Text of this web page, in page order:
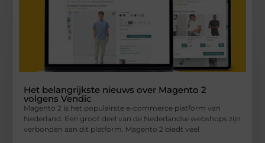
Het belangrijkste nieuws over Magento 2
volgens Vendic
Magento 2 is het populairste e-commerce platform van
Nederland. Een groot deel van de Nederlandse webshops zijn
verbonden aan dit platform. Magento 2 biedt veel